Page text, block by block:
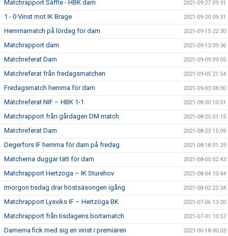
Matchrapport Säffle - HBK dam 2021-09-27 09:31
1 - 0 Vinst mot IK Brage 2021-09-20 09:31
Hemmamatch på lördag för dam 2021-09-15 22:30
Matchrapport dam 2021-09-13 09:36
Matchreferat Dam 2021-09-09 09:05
Matchreferat från fredagsmatchen 2021-09-05 21:54
Fredagsmatch hemma för dam 2021-09-03 08:00
Matchreferat NIF – HBK 1-1 2021-08-30 10:51
Matchrapport från gårdagen DM match 2021-08-25 01:15
Matchreferat Dam 2021-08-23 15:09
Degerfors IF hemma för dam på fredag 2021-08-18 01:29
Matcherna duggar tätt för dam 2021-08-05 02:43
Matchrapport Hertzöga – IK Sturehov 2021-08-04 10:44
Imorgon tisdag drar höstsäsongen igång 2021-08-02 22:34
Matchrapport Lysviks IF – Hertzöga BK 2021-07-06 13:20
Matchrapport från tisdagens bortamatch 2021-07-01 10:57
Damerna fick med sig en vinst i premiären 2021-06-18 00:03